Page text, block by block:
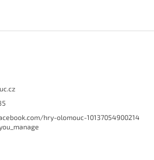
hry-olomouc-10137054900214